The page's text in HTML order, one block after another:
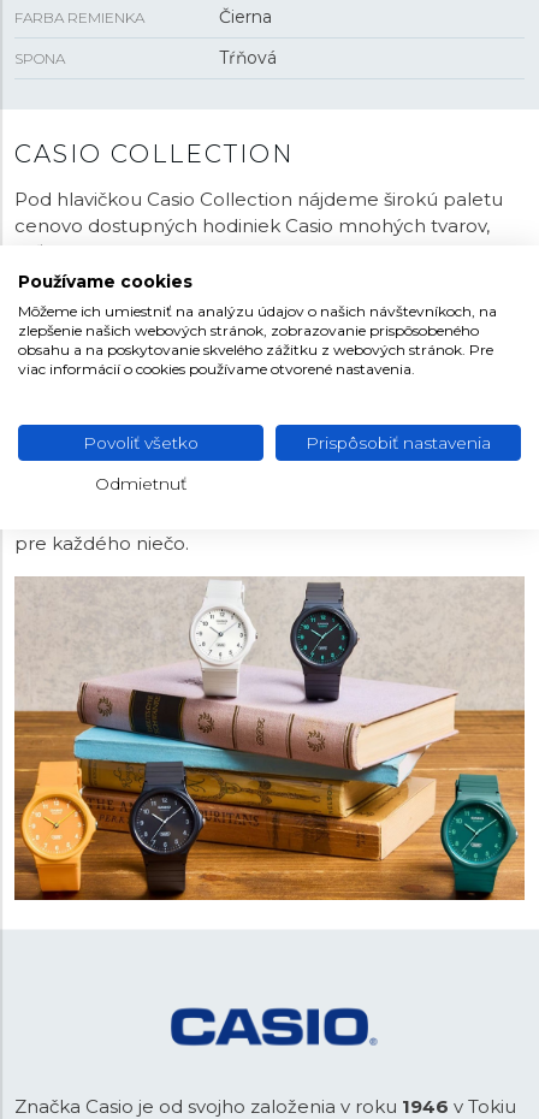
FARBA REMIENKA Čierna
SPONA Tŕňová
CASIO COLLECTION
Pod hlavičkou Casio Collection nájdeme širokú paletu
cenovo dostupných hodiniek Casio mnohých tvarov,
veľkostí, farieb a funkcií. Rad ponúka prevažne
quartzové modely s analógovým, digitálnym aj
kombinovaným zobrazením času, spoločenské,
športové, pánske aj dámske hodinky. Nechýbajú ani
potápačské modely s vodotesnosťou 200 metrov. Do
Casio Collection patrí aj legenda medzi digitálnymi
legendárny typ prezývaný „
Duro“, ktorý na ruke nosí
napríklad Bill Gates. Patria sem aj zrejme
najpredávanejšie digitálne hodinky sveta s označením
pre každého niečo.
Značka Casio je od svojho založenia v roku 1946 v Tokiu
Používame cookies
Môžeme ich umiestniť na analýzu údajov o našich návštevníkoch, na
zlepšenie našich webových stránok, zobrazovanie prispôsobeného
obsahu a na poskytovanie skvelého zážitku z webových stránok. Pre
viac informácií o cookies používame otvorené nastavenia.
Povoliť všetko Prispôsobiť nastavenia
Odmietnuť